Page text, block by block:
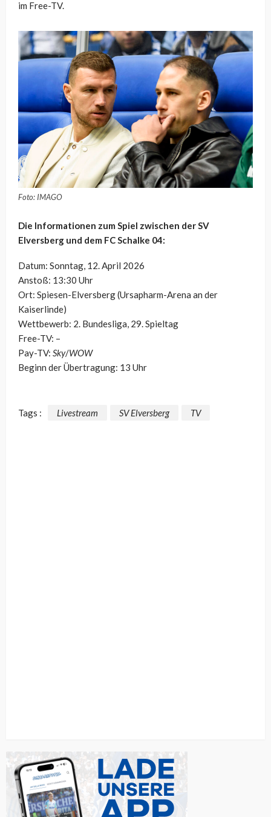
im Free-TV.
Foto: IMAGO
Die Informationen zum Spiel zwischen der SV
Elversberg und dem FC Schalke 04:
Datum: Sonntag, 12. April 2026
Anstoß: 13:30 Uhr
Ort: Spiesen-Elversberg (Ursapharm-Arena an der
Kaiserlinde)
Wettbewerb: 2. Bundesliga, 29. Spieltag
Free-TV: –
Pay-TV: Sky/WOW
Beginn der Übertragung: 13 Uhr
Tags : Livestream SV Elversberg TV